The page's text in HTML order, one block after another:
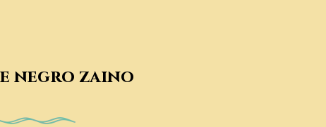
negro zaino